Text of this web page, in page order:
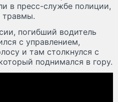
в пресс-службе полиции,
травмы.
погибший водитель
с управлением,
и там столкнулся с
поднимался в гору.